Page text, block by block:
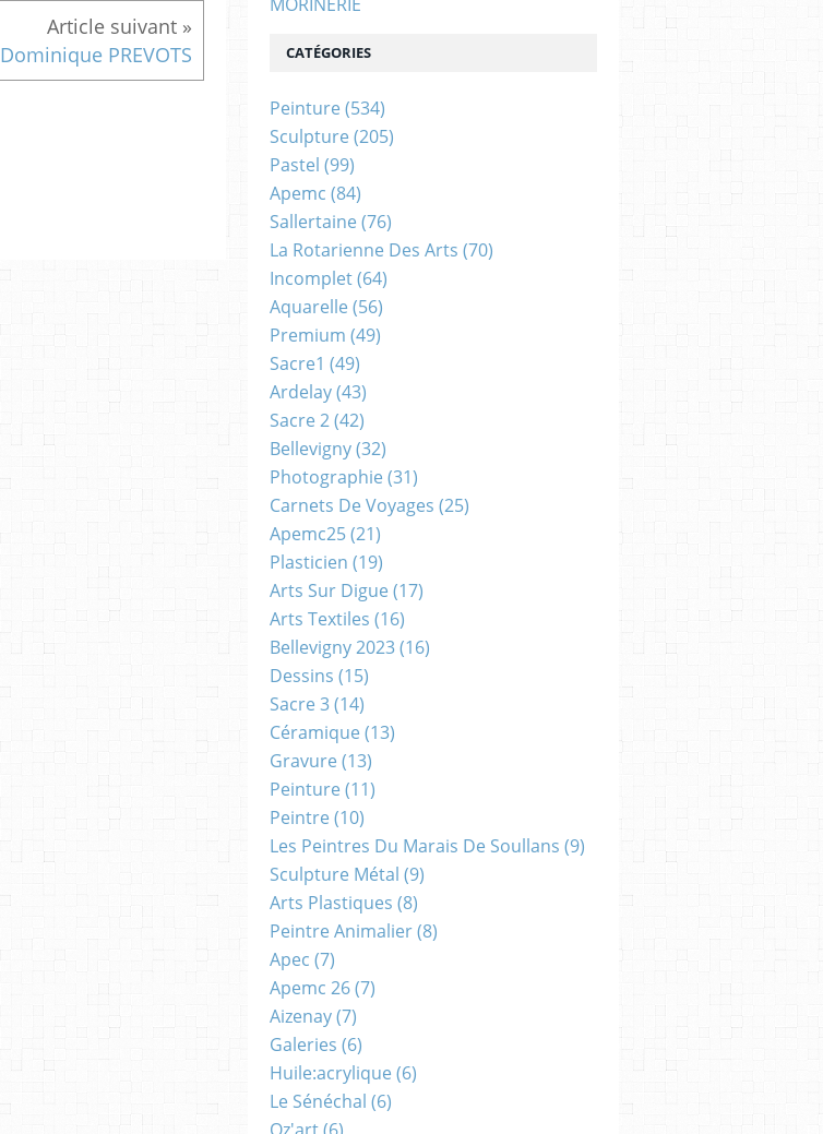
Dominique PREVOTS CATÉGORIES
Peinture (534)
Sculpture (205)
Pastel (99)
Apemc (84)
Sallertaine (76)
La Rotarienne Des Arts (70)
Incomplet(64)
Aquarelle (56)
Premium (49)
Sacre1 (49)
Ardelay(43)
Sacre 2(42)
Bellevigny(32)
Photographie (31)
Carnets De Voyages (25)
Apemc25(21)
Plasticien (19)
Arts Sur Digue (17)
Arts Textiles (16)
Bellevigny 2023(16)
Dessins (15)
Sacre 3(14)
Céramique (13)
Gravure (13)
Peinture (11)
Peintre (10)
Les Peintres Du Marais De Soullans (9)
Sculpture Métal (9)
Arts Plastiques (8)
Peintre Animalier(8)
Apec (7)
Apemc 26(7)
Aizenay(7)
Galeries (6)
Huile:acrylique (6)
Le Sénéchal (6)